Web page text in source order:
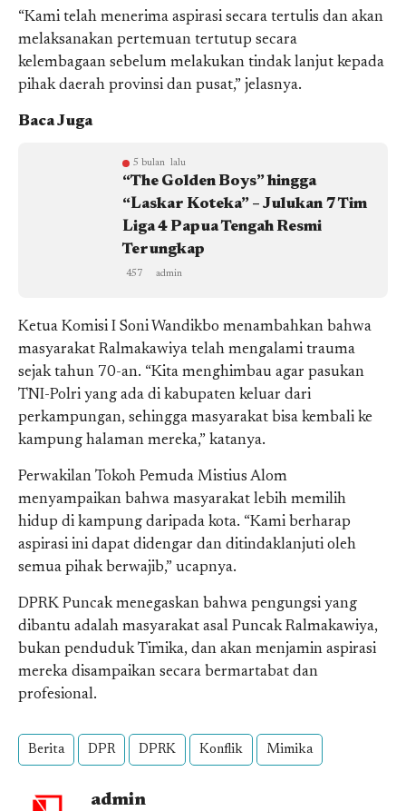
“Kami telah menerima aspirasi secara tertulis dan akan
melaksanakan pertemuan tertutup secara
kelembagaan sebelum melakukan tindak lanjut kepada
pihak daerah provinsi dan pusat,” jelasnya.
Baca Juga
5 bulan lalu
“The Golden Boys” hingga
“Laskar Koteka” – Julukan 7 Tim
Liga 4 Papua Tengah Resmi
Terungkap
457 admin
Ketua Komisi I Soni Wandikbo menambahkan bahwa
masyarakat Ralmakawiya telah mengalami trauma
sejak tahun 70-an. “Kita menghimbau agar pasukan
TNI-Polri yang ada di kabupaten keluar dari
perkampungan, sehingga masyarakat bisa kembali ke
kampung halaman mereka,” katanya.
Perwakilan Tokoh Pemuda Mistius Alom
menyampaikan bahwa masyarakat lebih memilih
hidup di kampung daripada kota. “Kami berharap
aspirasi ini dapat didengar dan ditindaklanjuti oleh
semua pihak berwajib,” ucapnya.
DPRK Puncak menegaskan bahwa pengungsi yang
dibantu adalah masyarakat asal Puncak Ralmakawiya,
bukan penduduk Timika, dan akan menjamin aspirasi
mereka disampaikan secara bermartabat dan
profesional.
Berita DPR DPRK Konflik Mimika
admin